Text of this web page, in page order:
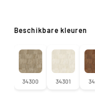
Beschikbare kleuren
34300 34301